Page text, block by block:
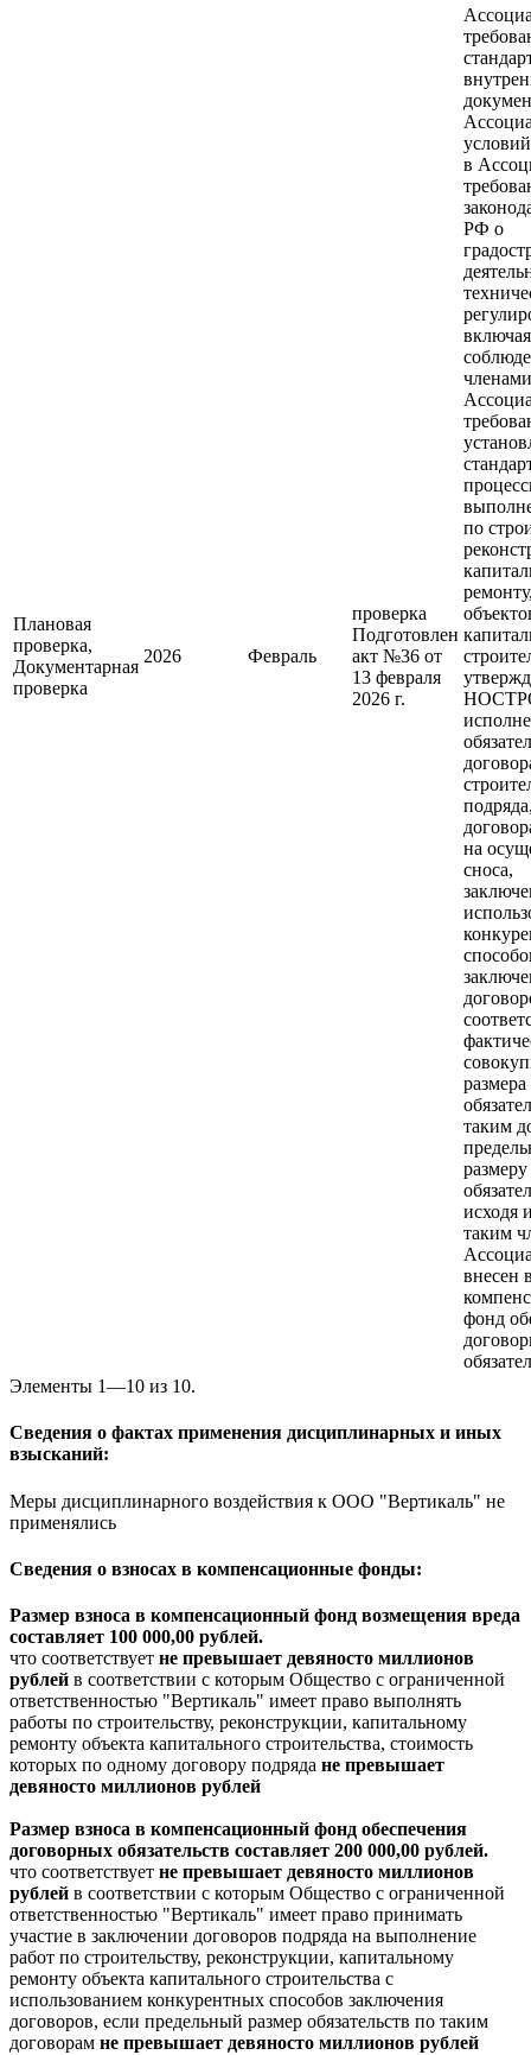
Плановая
проверка,
Документарная
проверка
2026 Февраль
проверка
Подготовлен
акт №36 от
13 февраля
2026 г.
в
РФ о
включая
членами
по
на
сноса,
размера
таким
размеру
исходя
таким
внесен
фонд
Элементы 1—10 из 10.
Сведения о фактах применения дисциплинарных и иных
взысканий:
Меры дисциплинарного воздействия к ООО "Вертикаль" не
применялись
Сведения о взносах в компенсационные фонды:
Размер взноса в компенсационный фонд возмещения вреда
составляет 100 000,00 рублей.
что соответствует не превышает девяносто миллионов
рублей в соответствии с которым Общество с ограниченной
ответственностью "Вертикаль" имеет право выполнять
работы по строительству, реконструкции, капитальному
ремонту объекта капитального строительства, стоимость
которых по одному договору подряда не превышает
девяносто миллионов рублей
Размер взноса в компенсационный фонд обеспечения
договорных обязательств составляет 200 000,00 рублей.
что соответствует не превышает девяносто миллионов
рублей в соответствии с которым Общество с ограниченной
ответственностью "Вертикаль" имеет право принимать
участие в заключении договоров подряда на выполнение
работ по строительству, реконструкции, капитальному
ремонту объекта капитального строительства с
использованием конкурентных способов заключения
договоров, если предельный размер обязательств по таким
договорам не превышает девяносто миллионов рублей